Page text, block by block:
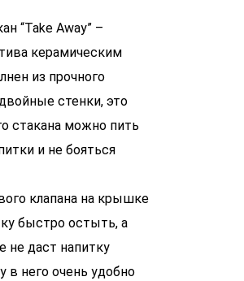
“Take Away” –
керамическим
из прочного
стенки, это
стакана можно пить
и не бояться
клапана на крышке
быстро остыть, а
не даст напитку
в него очень удобно